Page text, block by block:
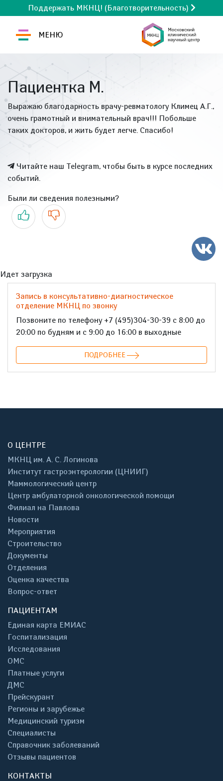
Поддержать МКНЦ! (Благотворительность)
МЕНЮ
Пациентка М.
Выражаю благодарность врачу-ревматологу Климец А.Г.,
очень грамотный и внимательный врач!!! Побольше
таких докторов, и жить будет легче. Спасибо!
Читайте наш Telegram, чтобы быть в курсе последних
событий.
Были ли сведения полезными?
Да Нет
Идет загрузка
Запись в консультативно-диагностическое
отделение МКНЦ по звонку
Позвоните по телефону +7 (495)304-30-39 с 8:00 до
20:00 по будням и с 9:00 до 16:00 в выходные
ПОДРОБНЕЕ
О ЦЕНТРЕ
МКНЦ им. А. С. Логинова
Институт гастроэнтерологии (ЦНИИГ)
Маммологический центр
Центр амбулаторной онкологической помощи
Филиал на Павлова
Новости
Мероприятия
Строительство
Документы
Отделения
Оценка качества
Вопрос-ответ
ПАЦИЕНТАМ
Единая карта ЕМИАС
Госпитализация
Исследования
ОМС
Платные услуги
ДМС
Прейскурант
Регионы и зарубежье
Медицинский туризм
Специалисты
Справочник заболеваний
Отзывы пациентов
КОНТАКТЫ